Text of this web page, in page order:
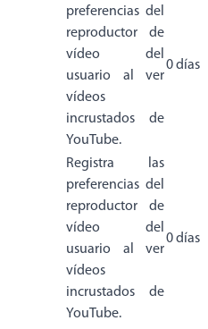
preferencias del
reproductor de
vídeo del
usuario al ver
vídeos
incrustados de
YouTube.
0 días
Registra las
preferencias del
reproductor de
vídeo del
usuario al ver
vídeos
incrustados de
YouTube.
0 días